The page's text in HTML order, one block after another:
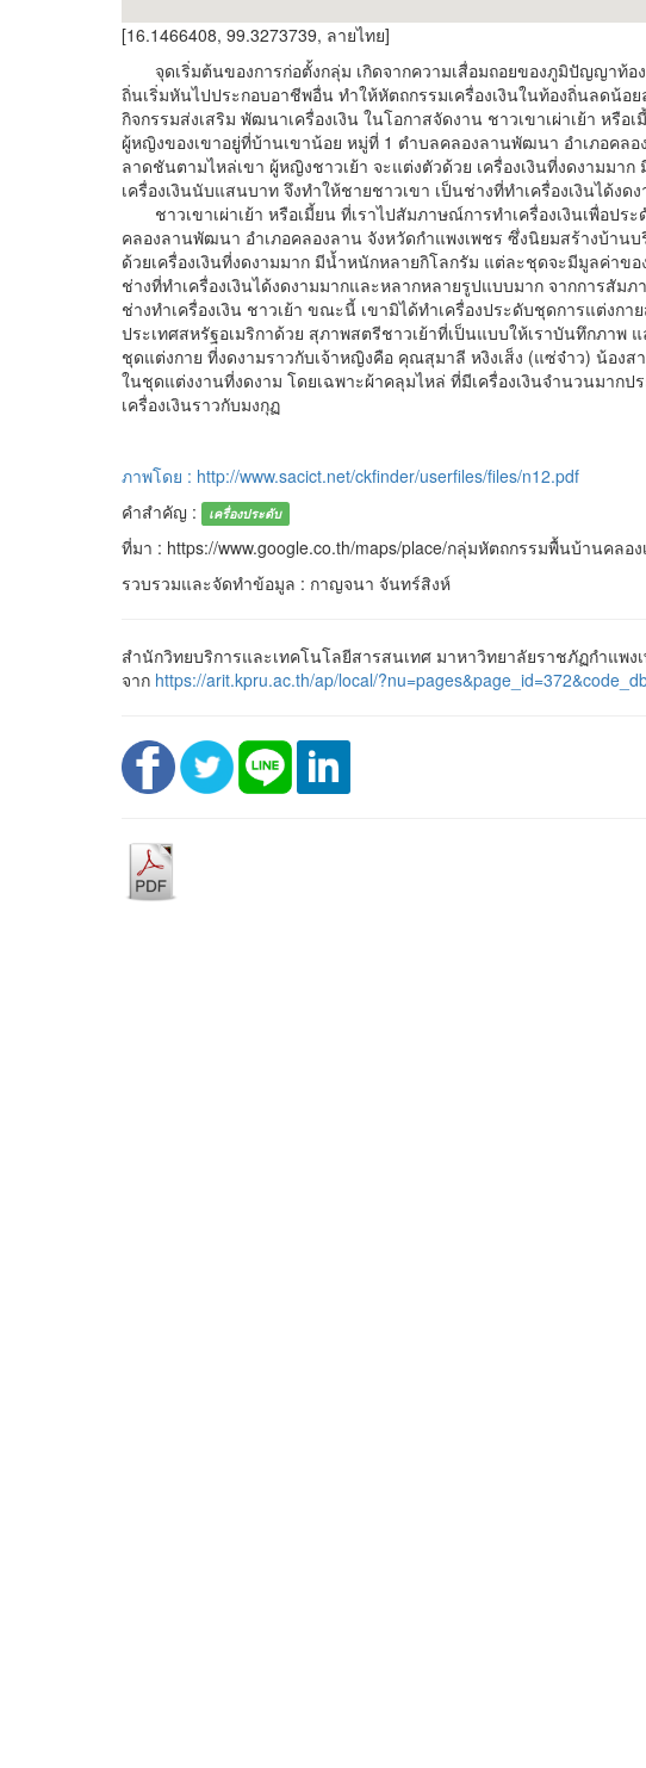
[16.1466408, 99.3273739, ลายไทย]
จุดเริ่มต้นของการก่อตั้งกลุ่ม เกิดจากความเสื่อมถอยของภูมิปัญญาท้อ
ถิ่นเริ่มหันไปประกอบอาชีพอื่น ทำให้หัตถกรรมเครื่องเงินในท้องถิ่นลดน้
กิจกรรมส่งเสริม พัฒนาเครื่องเงิน ในโอกาสจัดงาน ชาวเขาเผ่าเย้า หรื
ผู้หญิงของเขาอยู่ที่บ้านเขาน้อย หมู่ที่ 1 ตำบลคลองลานพัฒนา อำเภอคล
ลาดชันตามไหล่เขา ผู้หญิงชาวเย้า จะแต่งตัวด้วย เครื่องเงินที่งดงามม
เครื่องเงินนับแสนบาท จึงทำให้ชายชาวเขา เป็นช่างที่ทำเครื่องเงินได้ง
ชาวเขาเผ่าเย้า หรือเมี้ยน ที่เราไปสัมภาษณ์การทำเครื่องเงินเพื่อป
คลองลานพัฒนา อำเภอคลองลาน จังหวัดกำแพงเพชร ซึ่งนิยมสร้างบ้าน
ด้วยเครื่องเงินที่งดงามมาก มีน้ำหนักหลายกิโลกรัม แต่ละชุดจะมีมูลค่าข
ช่างที่ทำเครื่องเงินได้งดงามมากและหลากหลายรูปแบบมาก จากการสั
ช่างทำเครื่องเงิน ชาวเย้า ขณะนี้ เขามิได้ทำเครื่องประดับชุดการแต่งกา
ประเทศสหรัฐอเมริกาด้วย สุภาพสตรีชาวเย้าที่เป็นแบบให้เราบันทึกภาพ
ชุดแต่งกาย ที่งดงามราวกับเจ้าหญิงคือ คุณสุมาลี หงิงเส็ง (แซ่จ๋าว) น้องส
ในชุดแต่งงานที่งดงาม โดยเฉพาะผ้าคลุมไหล่ ที่มีเครื่องเงินจำนวนมาก
เครื่องเงินราวกับมงกุฏ
ภาพโดย : http://www.sacict.net/ckfinder/userfiles/files/n12.pdf
คำสำคัญ :
เครื่องประดับ
ที่มา : https://www.google.co.th/maps/place/กลุ่มหัตถกรรมพื้นบ้านคลอง
รวบรวมและจัดทำข้อมูล : กาญจนา จันทร์สิงห์
สำนักวิทยบริการและเทคโนโลยีสารสนเทศ มาหาวิทยาลัยราชภัฏกำแพ
จาก https://arit.kpru.ac.th/ap/local/